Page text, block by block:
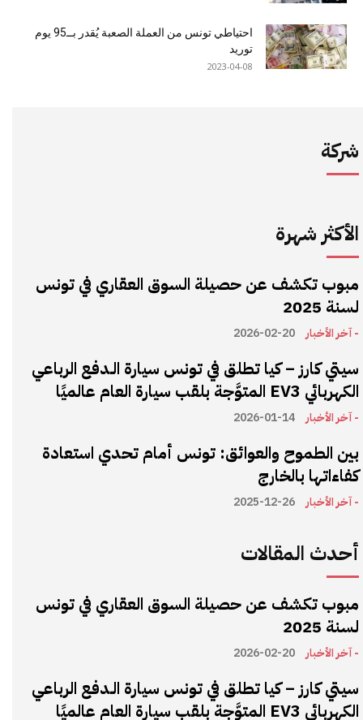
احتياطي تونس من العملة الصعبة يُقدر بــ95 يوم
توريد
2023-04-08
شركة
الأكثر شهرة
مبوب تكشف عن حصيلة السوق العقاري في تونس
لسنة 2025
- آخر الأخبار 2026-02-20
سيتي كارز – كيا تطلق في تونس سيارة الـدفع الرباعي
الكهربائي EV3 المتوَّجة بلقب سيارة العام عالميًا
- آخر الأخبار 2026-01-14
بين الطموح والعوائق: تونس أمام تحدي استعادة
كفاءاتها بالخارج
- آخر الأخبار 2025-12-26
أحدث المقالات
مبوب تكشف عن حصيلة السوق العقاري في تونس
لسنة 2025
- آخر الأخبار 2026-02-20
سيتي كارز – كيا تطلق في تونس سيارة الـدفع الرباعي
الكهربائي EV3 المتوَّجة بلقب سيارة العام عالميًا